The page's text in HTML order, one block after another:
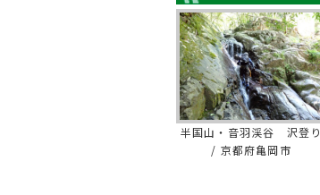
半国山・音羽渓谷 沢登り
/ 京都府亀岡市